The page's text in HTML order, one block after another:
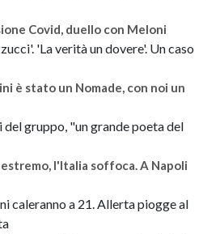
Covid, duello con Meloni
'La verità un dovere'. Un caso
è stato un Nomade, con noi un
gruppo, "un grande poeta del
l'Italia soffoca. A Napoli
caleranno a 21. Allerta piogge al